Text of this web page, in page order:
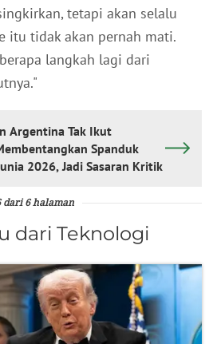
tetapi akan selalu
itu tidak akan pernah mati.
langkah lagi dari
Argentina Tak Ikut
Spanduk
2026, Jadi Sasaran Kritik
dari 6 halaman
dari Teknologi